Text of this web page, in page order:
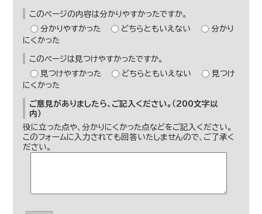
このページの内容は分かりやすかったですか。
分かりやすかった
どちらともいえない
分かり
にくかった
このページは見つけやすかったですか。
見つけやすかった
どちらともいえない
見つけ
にくかった
ご意見がありましたら、ご記入ください。（200文字以
内）
役に立った点や、分かりにくかった点などをご記入ください。
このフォームに入力されても回答いたしませんので、ご了承く
ださい。